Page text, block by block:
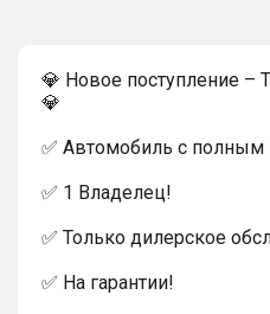
💎 Новое поступление –
💎
✅ Автомобиль с
✅ 1 Владелец!
✅ Только дилерское
✅ На гарантии!